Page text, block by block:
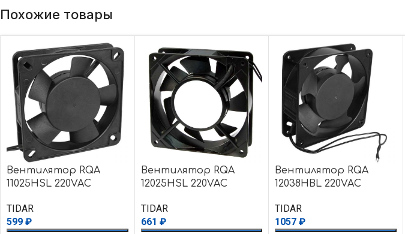
Похожие товары
Вентилятор RQA
11025HSL 220VAC
TIDAR
599 ₽
Вентилятор RQA
12025HSL 220VAC
TIDAR
661 ₽
Вентилятор RQA
12038HBL 220VAC
TIDAR
1057₽